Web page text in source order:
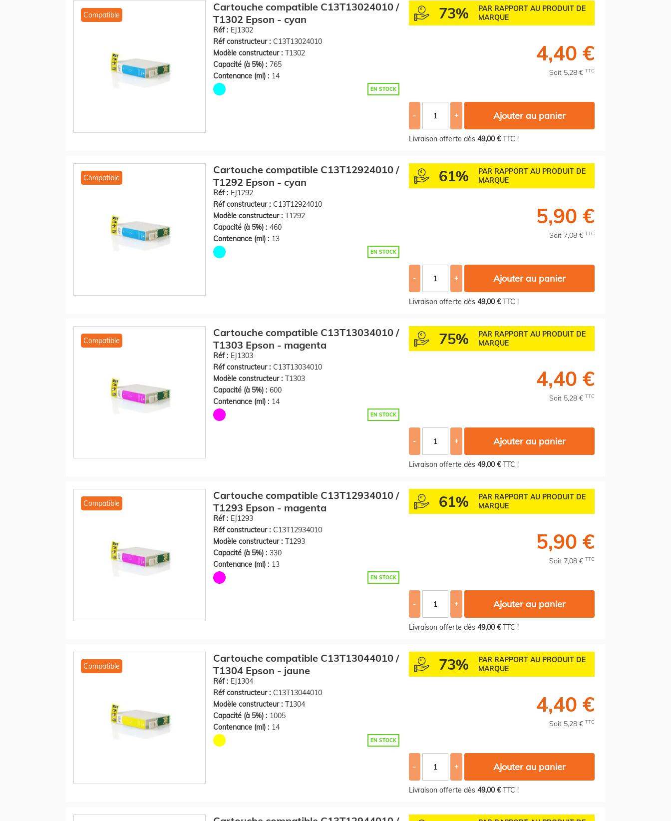
Compatible
Cartouche compatible C13T13024010 /
T1302 Epson - cyan
Réf : EJ1302
Réf constructeur : C13T13024010
Modèle constructeur : T1302
Capacité (à 5%) : 765
Contenance (ml) : 14
EN STOCK
73%
PAR RAPPORT AU PRODUIT DE
MARQUE
4,40 €
Soit 5,28 € TTC
- + Ajouter au panier
Livraison offerte dès 49,00 €TTC !
Compatible
Cartouche compatible C13T12924010 /
T1292 Epson - cyan
Réf : EJ1292
Réf constructeur : C13T12924010
Modèle constructeur : T1292
Capacité (à 5%) : 460
Contenance (ml) : 13
EN STOCK
61%
PAR RAPPORT AU PRODUIT DE
MARQUE
5,90 €
Soit 7,08 € TTC
- + Ajouter au panier
Livraison offerte dès 49,00 €TTC !
Compatible
Cartouche compatible C13T13034010 /
T1303 Epson - magenta
Réf : EJ1303
Réf constructeur : C13T13034010
Modèle constructeur : T1303
Capacité (à 5%) : 600
Contenance (ml) : 14
EN STOCK
75%
PAR RAPPORT AU PRODUIT DE
MARQUE
4,40 €
Soit 5,28 € TTC
- + Ajouter au panier
Livraison offerte dès 49,00 €TTC !
Compatible
Cartouche compatible C13T12934010 /
T1293 Epson - magenta
Réf : EJ1293
Réf constructeur : C13T12934010
Modèle constructeur : T1293
Capacité (à 5%) : 330
Contenance (ml) : 13
EN STOCK
61%
PAR RAPPORT AU PRODUIT DE
MARQUE
5,90 €
Soit 7,08 € TTC
- + Ajouter au panier
Livraison offerte dès 49,00 €TTC !
Compatible
Cartouche compatible C13T13044010 /
T1304 Epson - jaune
Réf : EJ1304
Réf constructeur : C13T13044010
Modèle constructeur : T1304
Capacité (à 5%) : 1005
Contenance (ml) : 14
EN STOCK
73%
PAR RAPPORT AU PRODUIT DE
MARQUE
4,40 €
Soit 5,28 € TTC
- + Ajouter au panier
Livraison offerte dès 49,00 €TTC !